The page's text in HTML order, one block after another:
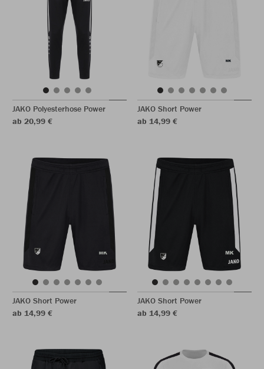
JAKO Polyesterhose Power
ab 20,99 €
JAKO Short Power
ab 14,99 €
JAKO Short Power
ab 14,99 €
JAKO Short Power
ab 14,99 €